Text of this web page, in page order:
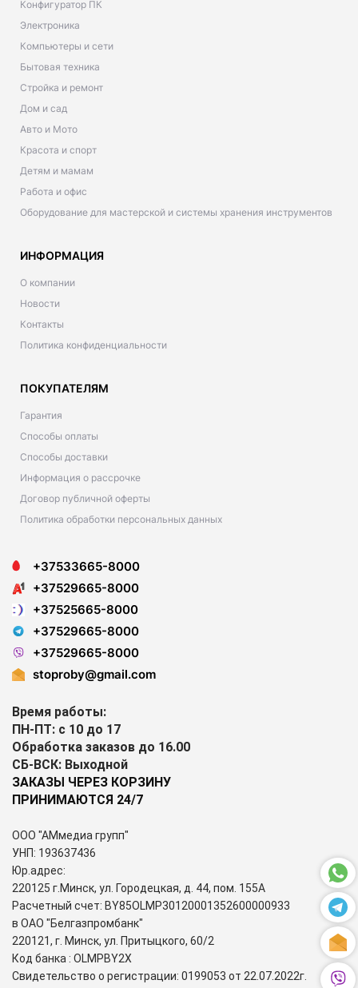
Конфигуратор ПК
Электроника
Компьютеры и сети
Бытовая техника
Стройка и ремонт
Дом и сад
Авто и Мото
Красота и спорт
Детям и мамам
Работа и офис
Оборудование для мастерской и системы хранения инструментов
ИНФОРМАЦИЯ
О компании
Новости
Контакты
Политика конфиденциальности
ПОКУПАТЕЛЯМ
Гарантия
Способы оплаты
Способы доставки
Информация о рассрочке
Договор публичной оферты
Политика обработки персональных данных
+37533665-8000
+37529665-8000
+37525665-8000
+37529665-8000
+37529665-8000
stoproby@gmail.com
Время работы:
ПН-ПТ: с 10 до 17
Обработка заказов до 16.00
СБ-ВСК: Выходной
ЗАКАЗЫ ЧЕРЕЗ КОРЗИНУ
ПРИНИМАЮТСЯ 24/7
ООО "АМмедиа групп"
УНП: 193637436
Юр.адрес:
220125 г.Минск, ул. Городецкая, д. 44, пом. 155А
Расчетный счет: BY85OLMP30120001352600000933
в ОАО "Белгазпромбанк"
220121, г. Минск, ул. Притыцкого, 60/2
Код банка : OLMPBY2X
Свидетельство о регистрации: 0199053 от 22.07.2022г.